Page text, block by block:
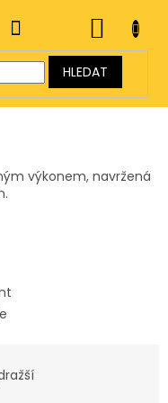
HLEDAT
KOŠÍK
výkonem, navržená